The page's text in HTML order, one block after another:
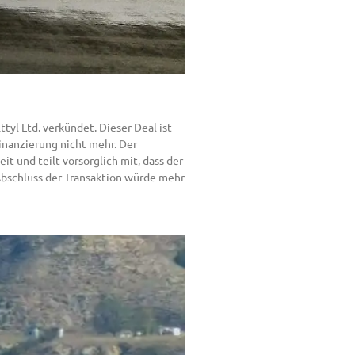
Ltd. verkündet. Dieser Deal ist
nicht mehr. Der
und teilt vorsorglich mit, dass der
der Transaktion würde mehr